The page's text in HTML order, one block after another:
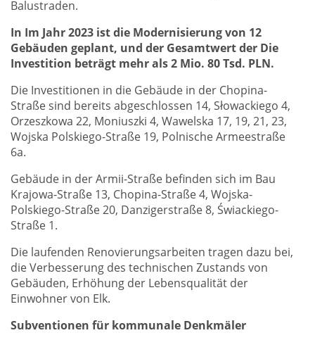
Balustraden.
In Im Jahr 2023 ist die Modernisierung von 12
Gebäuden geplant, und der Gesamtwert der Die
Investition beträgt mehr als 2 Mio. 80 Tsd. PLN.
Die Investitionen in die Gebäude in der Chopina-
Straße sind bereits abgeschlossen 14, Słowackiego 4,
Orzeszkowa 22, Moniuszki 4, Wawelska 17, 19, 21, 23,
Wojska Polskiego-Straße 19, Polnische Armeestraße
6a.
Gebäude in der Armii-Straße befinden sich im Bau
Krajowa-Straße 13, Chopina-Straße 4, Wojska-
Polskiego-Straße 20, Danzigerstraße 8, Świackiego-
Straße 1.
Die laufenden Renovierungsarbeiten tragen dazu bei,
die Verbesserung des technischen Zustands von
Gebäuden, Erhöhung der Lebensqualität der
Einwohner von Elk.
Subventionen für kommunale Denkmäler